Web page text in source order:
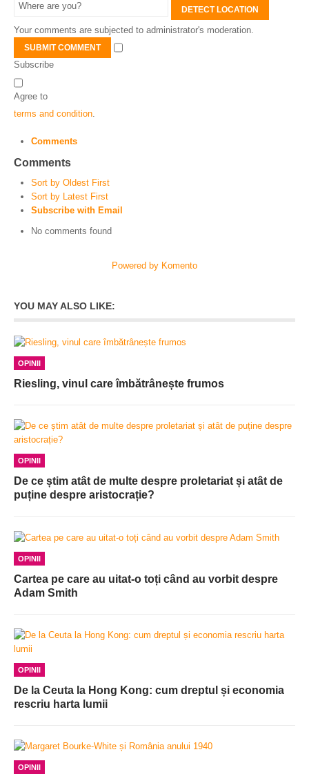
DETECT LOCATION
Your comments are subjected to administrator's moderation.
SUBMIT COMMENT
Subscribe
Agree to
terms and condition
Comments
Comments
Sort by Oldest First
Sort by Latest First
Subscribe with Email
No comments found
Powered by Komento
YOU MAY ALSO LIKE:
OPINII
Riesling, vinul care îmbătrânește frumos
OPINII
De ce știm atât de multe despre proletariat și atât de
puține despre aristocrație?
OPINII
Cartea pe care au uitat-o toți când au vorbit despre
Adam Smith
OPINII
De la Ceuta la Hong Kong: cum dreptul și economia
rescriu harta lumii
OPINII